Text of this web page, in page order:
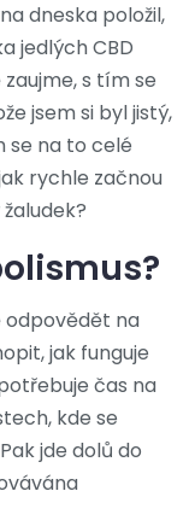
dneska položil,
jedlých CBD
s tím se
jsem si byl jistý,
se na to celé
rychle začnou
odpovědět na
jak funguje
čas na
kde se
jde dolů do